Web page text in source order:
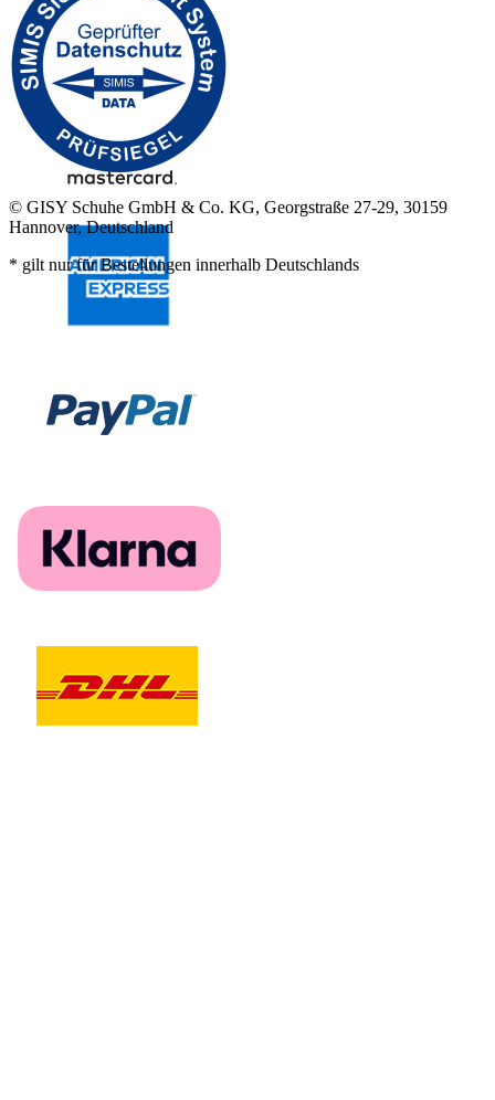
© GISY Schuhe GmbH & Co. KG, Georgstraße 27-29, 30159
Hannover, Deutschland
* gilt nur für Bestellungen innerhalb Deutschlands